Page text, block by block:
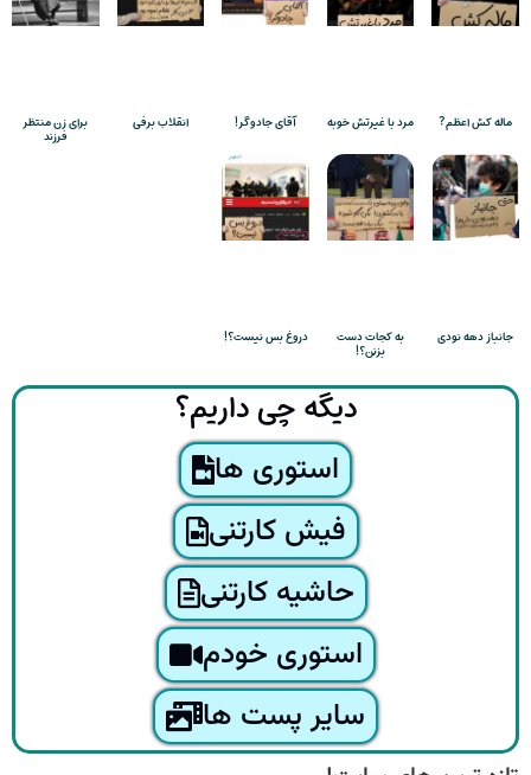
ماله کش اعظم? مرد با غیرتش خوبه آقای جادوگر! انقلاب برفی برای زن منتظر
فرزند
جانباز دهه نودی به کجات دست
بزنن؟!
دروغ بس نیست؟!
دیگه چی داریم؟
استوری ها
فیش کارتنی
حاشیه کارتنی
استوری خودم
سایر پست ها